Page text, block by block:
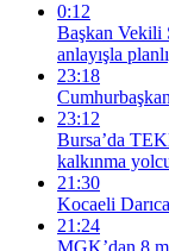
0:12
Başkan Vekili
anlayışla
23:18
23:12
Bursa’da
kalkınma
21:30
Kocaeli
21:24
MGK’dan 8